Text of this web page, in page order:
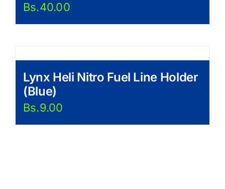
Bs.40.00
Lynx Heli Nitro Fuel Line Holder
(Blue)
Bs.9.00